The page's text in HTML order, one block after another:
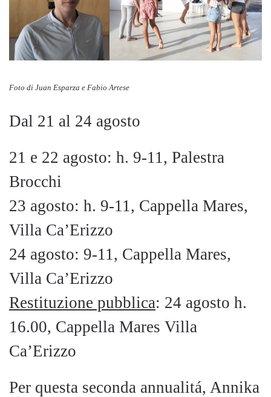
Foto di Juan Esparza e Fabio Artese
Dal 21 al 24 agosto
21 e 22 agosto: h. 9-11, Palestra
Brocchi
23 agosto: h. 9-11, Cappella Mares,
Villa Ca’Erizzo
24 agosto: 9-11, Cappella Mares,
Villa Ca’Erizzo
Restituzione pubblica: 24 agosto h.
16.00, Cappella Mares Villa
Ca’Erizzo
Per questa seconda annualitá, Annika